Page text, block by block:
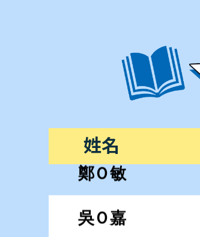
姓名
吳Ｏ嘉
楊Ｏ衡
賴Ｏ嘉